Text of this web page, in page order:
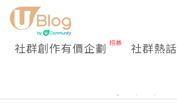
社群創作有價企劃 社群熱話